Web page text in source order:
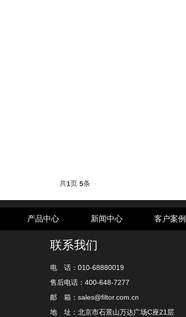
共1页 5条
产品中心 新闻中心 客户案例
联系我们
电 话：010-68880019
售后电话：400-648-7277
邮 箱：sales@filtor.com.cn
地 址：北京市石景山万达广场C座21层